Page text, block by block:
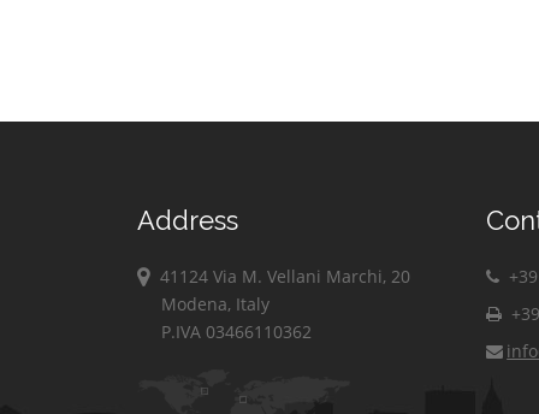
Address
41124 Via M. Vellani Marchi, 20
Modena, Italy
P.IVA 03466110362